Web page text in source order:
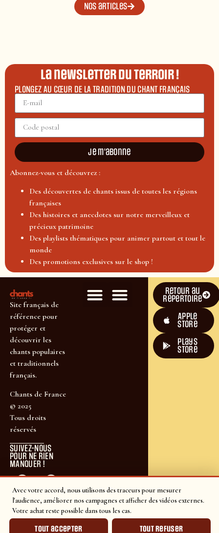
Avec votre accord, nous utilisons des traceurs pour mesurer
l'audience, améliorer nos campagnes et afficher des vidéos externes.
Votre achat reste possible dans tous les cas.
Tout accepter Tout refuser
Nos articles
La newsletter du terroir !
PLONGEZ AU CŒUR DE LA TRADITION DU CHANT FRANÇAIS
Je m'abonne
Abonnez-vous et découvrez :
Des découvertes de chants issus de toutes les régions
françaises
Des histoires et anecdotes sur notre merveilleux et
précieux patrimoine
Des playlists thématiques pour animer partout et tout le
monde
Des promotions exclusives sur le shop !
Site français de
référence pour
protéger et
découvrir les
chants populaires
et traditionnels
français.
Chants de France
© 2025
Tous droits
réservés
SUIVEZ-NOUS
POUR NE RIEN
MANQUER !
Retour au
répertoire
Apple
Store
plays
store